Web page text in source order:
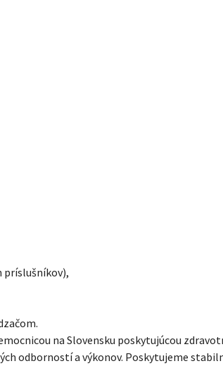
príslušníkov),
na Slovensku poskytujúcou
odborností a výkonov. Poskytujeme